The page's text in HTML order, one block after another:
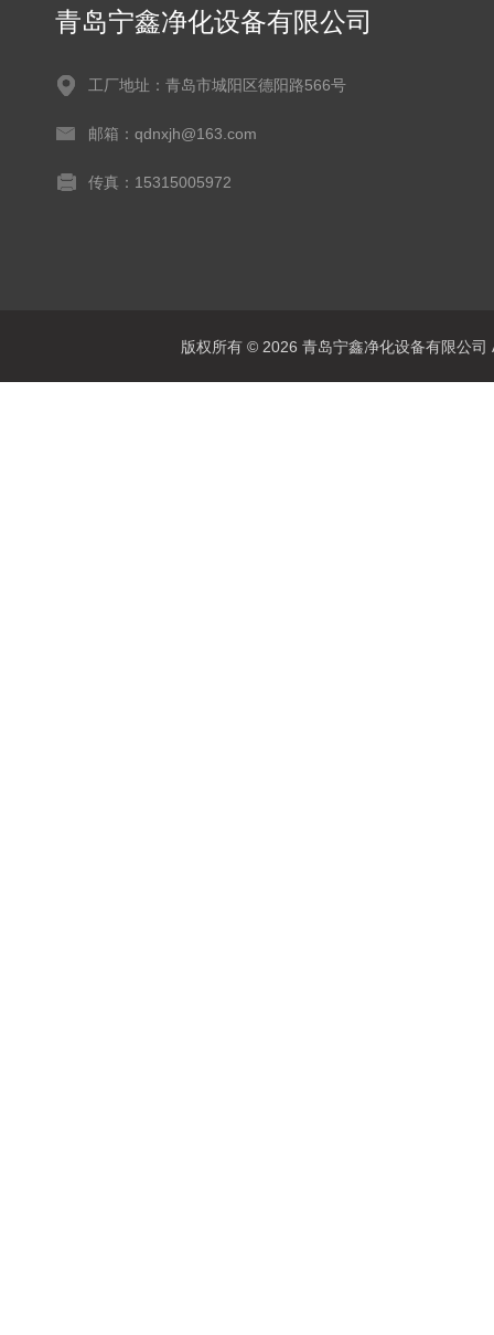
青岛宁鑫净化设备有限公司
工厂地址：青岛市城阳区德阳路566号
邮箱：qdnxjh@163.com
传真：15315005972
版权所有 © 2026 青岛宁鑫净化设备有限